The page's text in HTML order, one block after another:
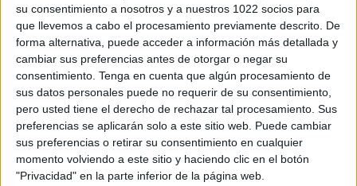
su consentimiento a nosotros y a nuestros 1022 socios para
que llevemos a cabo el procesamiento previamente descrito. De
forma alternativa, puede acceder a información más detallada y
cambiar sus preferencias antes de otorgar o negar su
consentimiento. Tenga en cuenta que algún procesamiento de
sus datos personales puede no requerir de su consentimiento,
pero usted tiene el derecho de rechazar tal procesamiento. Sus
preferencias se aplicarán solo a este sitio web. Puede cambiar
sus preferencias o retirar su consentimiento en cualquier
momento volviendo a este sitio y haciendo clic en el botón
"Privacidad" en la parte inferior de la página web.